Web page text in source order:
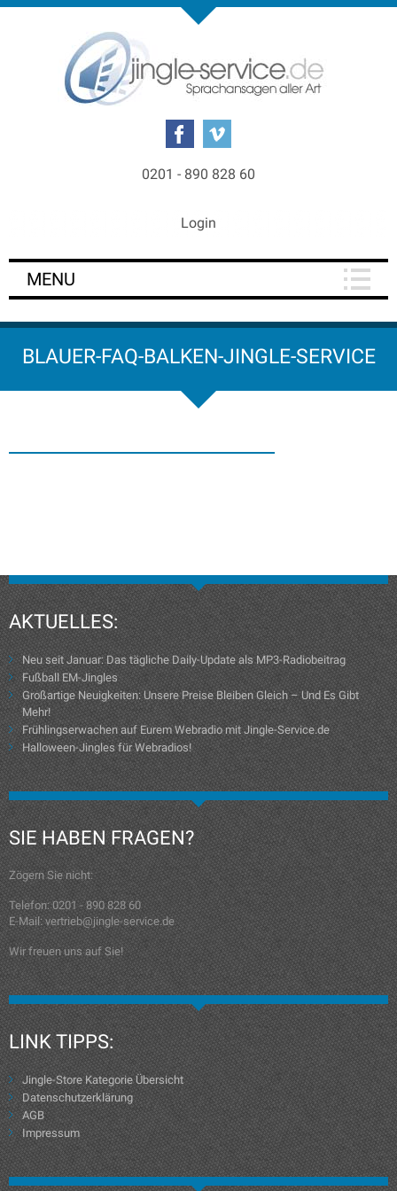
0201 - 890 828 60
Login
MENU
BLAUER-FAQ-BALKEN-JINGLE-SERVICE
AKTUELLES:
Neu seit Januar: Das tägliche Daily-Update als MP3-Radiobeitrag
Fußball EM-Jingles
Großartige Neuigkeiten: Unsere Preise Bleiben Gleich – Und Es Gibt
Mehr!
Frühlingserwachen auf Eurem Webradio mit Jingle-Service.de
Halloween-Jingles für Webradios!
SIE HABEN FRAGEN?
Zögern Sie nicht:
Telefon: 0201 - 890 828 60
E-Mail: vertrieb@jingle-service.de
Wir freuen uns auf Sie!
LINK TIPPS:
Jingle-Store Kategorie Übersicht
Datenschutzerklärung
AGB
Impressum